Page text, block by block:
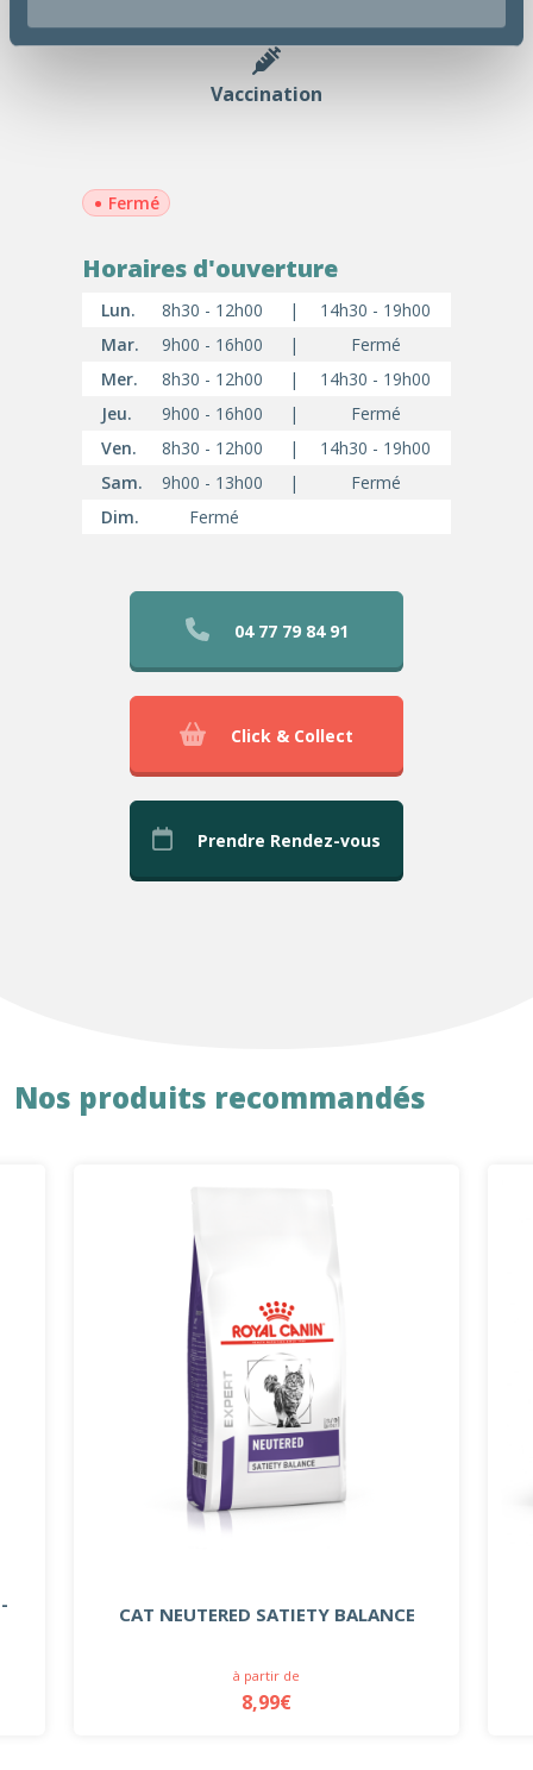
Vaccination
• Fermé
Horaires d'ouverture
Lun. 8h30 - 12h00 |
14h30 - 19h00
Mar.
9h00 - 16h00 |
Fermé
Mer.
8h30 - 12h00 |
14h30 - 19h00
Jeu.
9h00 - 16h00 |
Fermé
Ven.
8h30 - 12h00 |
14h30 - 19h00
Sam.
9h00 - 13h00 |
Fermé
Dim.
Fermé
04 77 79 84 91
Click & Collect
Prendre Rendez-vous
Nos produits recommandés
CAT NEUTERED SATIETY BALANCE
à partir de
8,99€